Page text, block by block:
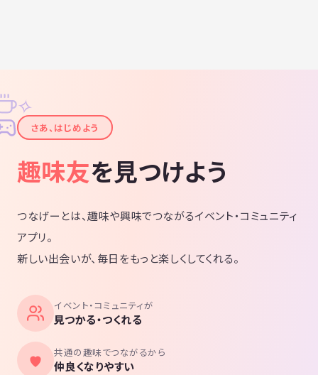
✦
✧
さあ、はじめよう
趣味友を見つけよう
つなげーとは、趣味や興味でつながるイベント・コミュニティ
アプリ。
新しい出会いが、毎日をもっと楽しくしてくれる。
イベント・コミュニティが
見つかる・つくれる
共通の趣味でつながるから
仲良くなりやすい